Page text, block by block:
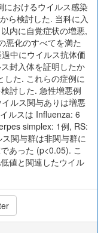
おけるウイルス感染
ら検討した. 当科に入
内に自覚症状の増悪,
悪化のすべてを満た
中にウイルス抗体価
封入体を証明したか
した. これらの症例に
討した. 急性増悪例
ルス関与ありは増悪
ルスは Influenza: 6
simplex: 1例, RS:
関与群は非関与群に
あった (p<0.05). こ
値と関連したウイル